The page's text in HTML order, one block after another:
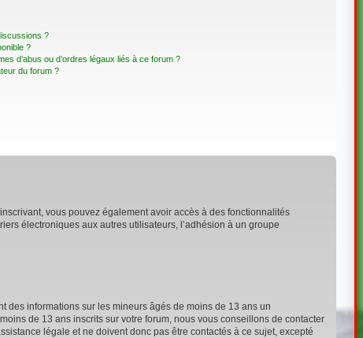
?
?
d’abus ou d’ordres légaux liés à ce forum ?
du forum ?
vous pouvez également avoir accès à des fonctionnalités
électroniques aux autres utilisateurs, l’adhésion à un groupe
des informations sur les mineurs âgés de moins de 13 ans un
de 13 ans inscrits sur votre forum, nous vous conseillons de contacter
légale et ne doivent donc pas être contactés à ce sujet, excepté